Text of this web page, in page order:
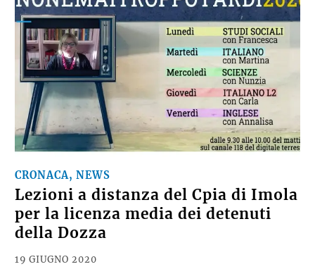
CRONACA, NEWS
Lezioni a distanza del Cpia di Imola
per la licenza media dei detenuti
della Dozza
19 GIUGNO 2020